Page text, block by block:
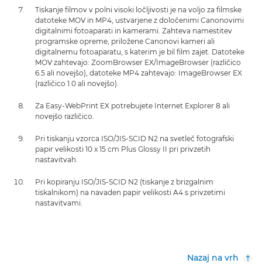
Tiskanje filmov v polni visoki ločljivosti je na voljo za filmske
datoteke MOV in MP4, ustvarjene z določenimi Canonovimi
digitalnimi fotoaparati in kamerami. Zahteva namestitev
programske opreme, priložene Canonovi kameri ali
digitalnemu fotoaparatu, s katerim je bil film zajet. Datoteke
MOV zahtevajo: ZoomBrowser EX/ImageBrowser (različico
6.5 ali novejšo), datoteke MP4 zahtevajo: ImageBrowser EX
(različico 1.0 ali novejšo).
Za Easy-WebPrint EX potrebujete Internet Explorer 8 ali
novejšo različico.
Pri tiskanju vzorca ISO/JIS-SCID N2 na svetleč fotografski
papir velikosti 10 x 15 cm Plus Glossy II pri privzetih
nastavitvah.
Pri kopiranju ISO/JIS-SCID N2 (tiskanje z brizgalnim
tiskalnikom) na navaden papir velikosti A4 s privzetimi
nastavitvami.
Nazaj na vrh